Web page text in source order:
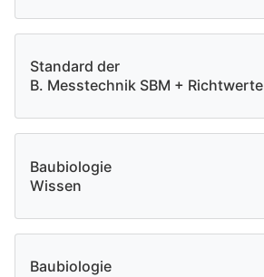
Standard der
B. Messtechnik SBM + Richtwerte
Baubiologie
Wissen
Baubiologie